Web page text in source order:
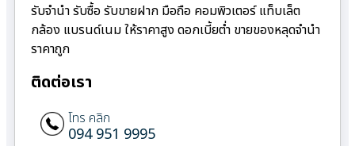
รับจำนำ รับซื้อ รับขายฝาก มือถือ คอมพิวเตอร์ แท็บเล็ต
กล้อง แบรนด์เนม ให้ราคาสูง ดอกเบี้ยต่ำ ขายของหลุดจำนำ
ราคาถูก
ติดต่อเรา
โทร คลิก
094 951 9995